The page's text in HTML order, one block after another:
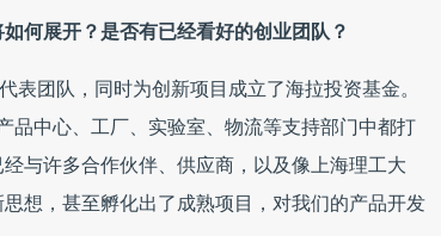
何展开？是否有已经看好的创业团队？
表团队，同时为创新项目成立了海拉投资基金。
品中心、工厂、实验室、物流等支持部门中都打
与许多合作伙伴、供应商，以及像上海理工大
想，甚至孵化出了成熟项目，对我们的产品开发